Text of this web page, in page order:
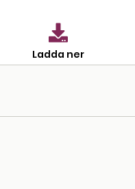
Ladda ner